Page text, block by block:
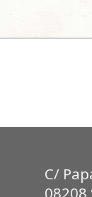
C/
08208